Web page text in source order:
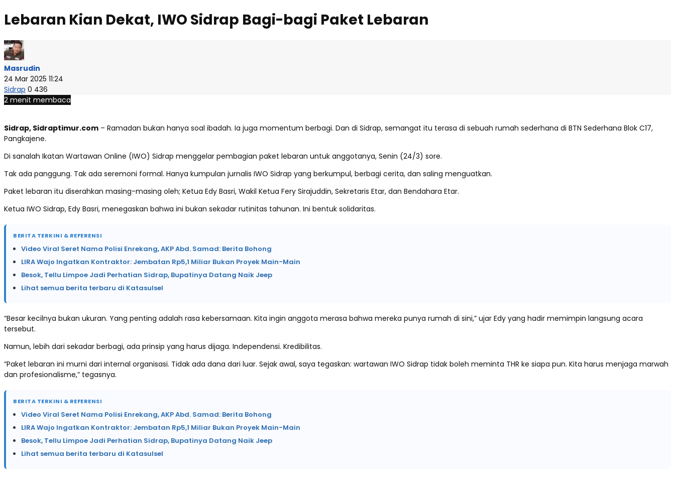
Lebaran Kian Dekat, IWO Sidrap Bagi-bagi Paket Lebaran
Masrudin
24 Mar 2025 11:24
Sidrap 0 436
2 menit membaca
Sidrap, Sidraptimur.com – Ramadan bukan hanya soal ibadah. Ia juga momentum berbagi. Dan di Sidrap, semangat itu terasa di sebuah rumah sederhana di BTN Sederhana Blok C17,
Pangkajene.
Di sanalah Ikatan Wartawan Online (IWO) Sidrap menggelar pembagian paket lebaran untuk anggotanya, Senin (24/3) sore.
Tak ada panggung. Tak ada seremoni formal. Hanya kumpulan jurnalis IWO Sidrap yang berkumpul, berbagi cerita, dan saling menguatkan.
Paket lebaran itu diserahkan masing-masing oleh; Ketua Edy Basri, Wakil Ketua Fery Sirajuddin, Sekretaris Etar, dan Bendahara Etar.
Ketua IWO Sidrap, Edy Basri, menegaskan bahwa ini bukan sekadar rutinitas tahunan. Ini bentuk solidaritas.
BERITA TERKINI & REFERENSI
Video Viral Seret Nama Polisi Enrekang, AKP Abd. Samad: Berita Bohong
LIRA Wajo Ingatkan Kontraktor: Jembatan Rp5,1 Miliar Bukan Proyek Main-Main
Besok, Tellu Limpoe Jadi Perhatian Sidrap, Bupatinya Datang Naik Jeep
Lihat semua berita terbaru di Katasulsel
“Besar kecilnya bukan ukuran. Yang penting adalah rasa kebersamaan. Kita ingin anggota merasa bahwa mereka punya rumah di sini,” ujar Edy yang hadir memimpin langsung acara
tersebut.
Namun, lebih dari sekadar berbagi, ada prinsip yang harus dijaga. Independensi. Kredibilitas.
“Paket lebaran ini murni dari internal organisasi. Tidak ada dana dari luar. Sejak awal, saya tegaskan: wartawan IWO Sidrap tidak boleh meminta THR ke siapa pun. Kita harus menjaga marwah
dan profesionalisme,” tegasnya.
BERITA TERKINI & REFERENSI
Video Viral Seret Nama Polisi Enrekang, AKP Abd. Samad: Berita Bohong
LIRA Wajo Ingatkan Kontraktor: Jembatan Rp5,1 Miliar Bukan Proyek Main-Main
Besok, Tellu Limpoe Jadi Perhatian Sidrap, Bupatinya Datang Naik Jeep
Lihat semua berita terbaru di Katasulsel